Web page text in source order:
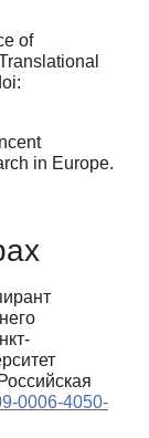
of
in Europe.
0006-4050-